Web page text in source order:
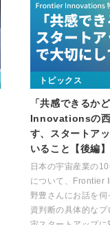
トピックス
「共感できるか
Innovationsの西
す、スタートア
いること【後編】
日本の宇宙産業の
について、Frontier
野豊さんにお話を
資判断の具体的な